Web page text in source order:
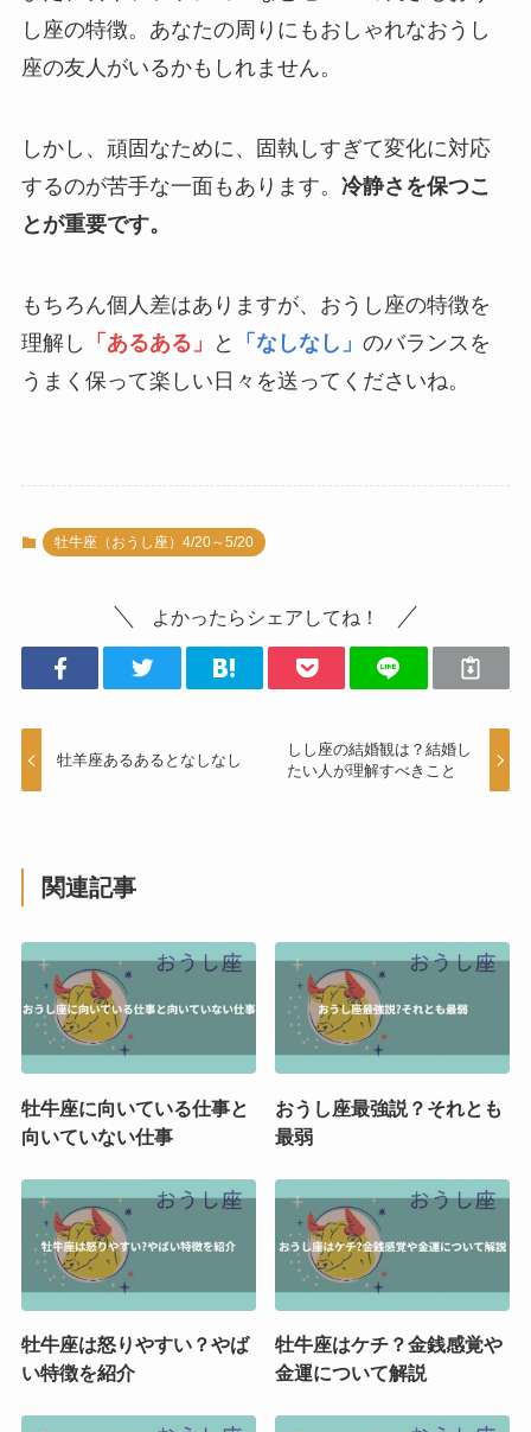
し座の特徴。あなたの周りにもおしゃれなおうし
座の友人がいるかもしれません。
しかし、頑固なために、固執しすぎて変化に対応
するのが苦手な一面もあります。 冷静さを保つこ
とが重要です。
もちろん個人差はありますが、おうし座の特徴を
理解し
「あるある」 と 「なしなし」 のバランスを
うまく保って楽しい日々を送ってくださいね。
牡牛座（おうし座）4/20～5/20
よかったらシェアしてね！
牡羊座あるあるとなしなし
しし座の結婚観は？結婚し
たい人が理解すべきこと
関連記事
牡牛座に向いている仕事と
向いていない仕事
おうし座最強説？それとも
最弱
牡牛座は怒りやすい？やば
い特徴を紹介
牡牛座はケチ？金銭感覚や
金運について解説